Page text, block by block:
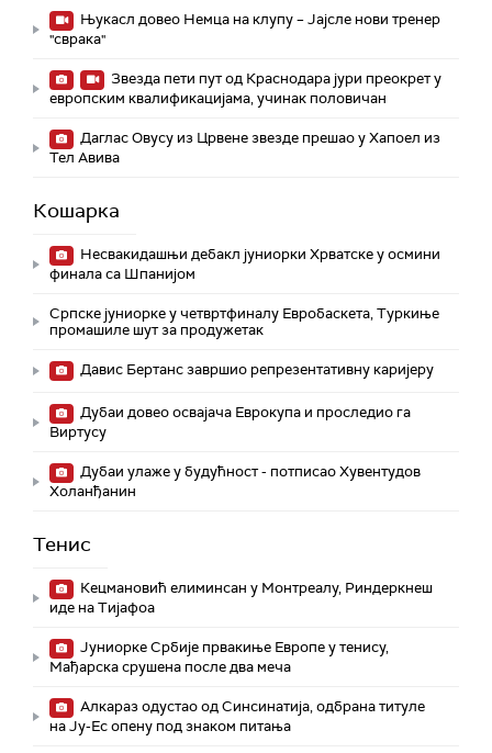
Њукасл довео Немца на клупу – Јајсле нови тренер
"сврака"
Звезда пети пут од Краснодара јури преокрет у
европским квалификацијама, учинак половичан
Даглас Овусу из Црвене звезде прешао у Хапоел из
Тел Авива
Кошарка
Несвакидашњи дебакл јуниорки Хрватске у осмини
финала са Шпанијом
Српске јуниорке у четвртфиналу Евробаскета, Туркиње
промашиле шут за продужетак
Давис Бертанс завршио репрезентативну каријеру
Дубаи довео освајача Еврокупа и проследио га
Виртусу
Дубаи улаже у будућност - потписао Хувентудов
Холанђанин
Тенис
Кецмановић елиминсан у Монтреалу, Риндеркнеш
иде на Тијафоа
Јуниорке Србије првакиње Европе у тенису,
Мађарска срушена после два меча
Алкараз одустао од Синсинатија, одбрана титуле
на Ју-Ес опену под знаком питања